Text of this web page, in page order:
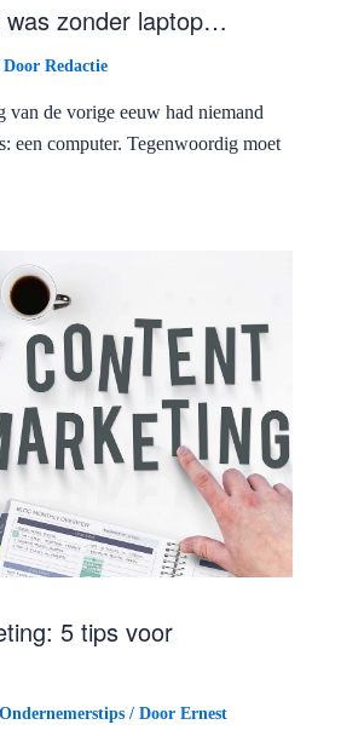
was zonder laptop…
Door Redactie
van de vorige eeuw had niemand
een computer. Tegenwoordig moet
5 tips voor
Ondernemerstips / Door Ernest